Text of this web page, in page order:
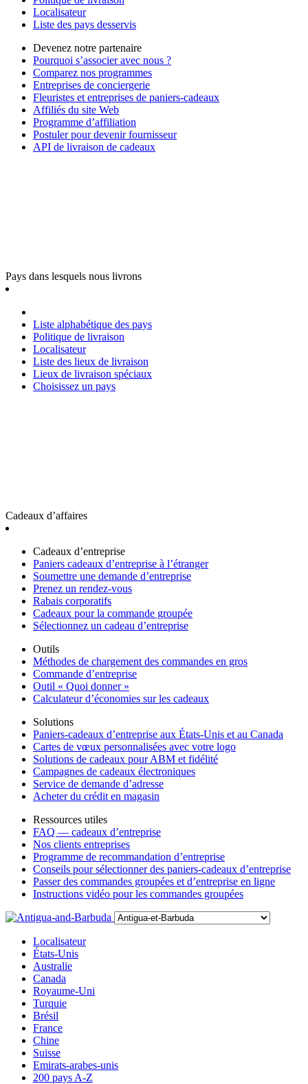
Localisateur
Liste des pays desservis
Devenez notre partenaire
Pourquoi s’associer avec nous ?
Comparez nos programmes
Entreprises de conciergerie
Fleuristes et entreprises de paniers-cadeaux
Affiliés du site Web
Programme d’affiliation
Postuler pour devenir fournisseur
API de livraison de cadeaux
Pays dans lesquels nous livrons
Liste alphabétique des pays
Politique de livraison
Localisateur
Liste des lieux de livraison
Lieux de livraison spéciaux
Choisissez un pays
Cadeaux d’affaires
Cadeaux d’entreprise
Paniers cadeaux d’entreprise à l’étranger
Soumettre une demande d’entreprise
Prenez un rendez-vous
Rabais corporatifs
Cadeaux pour la commande groupée
Sélectionnez un cadeau d’entreprise
Outils
Méthodes de chargement des commandes en gros
Commande d’entreprise
Outil « Quoi donner »
Calculateur d’économies sur les cadeaux
Solutions
Paniers-cadeaux d’entreprise aux États-Unis et au Canada
Cartes de vœux personnalisées avec votre logo
Solutions de cadeaux pour ABM et fidélité
Campagnes de cadeaux électroniques
Service de demande d’adresse
Acheter du crédit en magasin
Ressources utiles
FAQ — cadeaux d’entreprise
Nos clients entreprises
Programme de recommandation d’entreprise
Conseils pour sélectionner des paniers-cadeaux d’entreprise
Passer des commandes groupées et d’entreprise en ligne
Instructions vidéo pour les commandes groupées
Localisateur
États-Unis
Australie
Canada
Royaume-Uni
Turquie
Brésil
France
Chine
Suisse
Emirats-arabes-unis
200 pays A-Z